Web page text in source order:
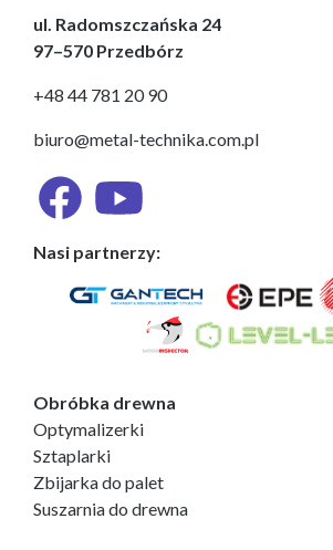
ul. Radomszczańska 24
97–570 Przedbórz
+48 44 781 20 90
biuro@metal-technika.com.pl
Nasi partnerzy:
Obróbka drewna
Optymalizerki
Sztaplarki
Zbijarka do palet
Suszarnia do drewna